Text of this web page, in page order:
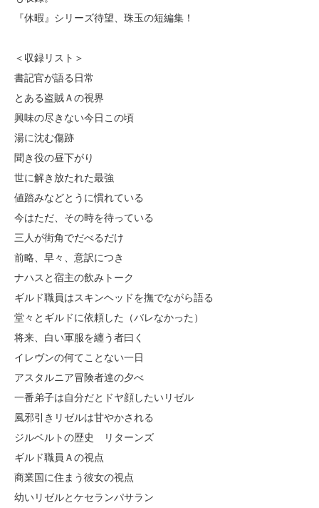
『休暇』シリーズ待望、珠玉の短編集！
＜収録リスト＞
書記官が語る日常
とある盗賊Ａの視界
興味の尽きない今日この頃
湯に沈む傷跡
聞き役の昼下がり
世に解き放たれた最強
値踏みなどとうに慣れている
今はただ、その時を待っている
三人が街角でだべるだけ
前略、早々、意訳につき
ナハスと宿主の飲みトーク
ギルド職員はスキンヘッドを撫でながら語る
堂々とギルドに依頼した（バレなかった）
将来、白い軍服を纏う者曰く
イレヴンの何てことない一日
アスタルニア冒険者達の夕べ
一番弟子は自分だとドヤ顔したいリゼル
風邪引きリゼルは甘やかされる
ジルベルトの歴史 リターンズ
ギルド職員Ａの視点
商業国に住まう彼女の視点
幼いリゼルとケセランパサラン